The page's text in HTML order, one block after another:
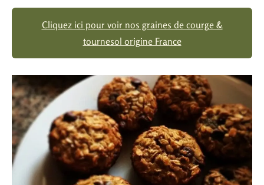
Cliquez ici pour voir nos graines de courge &
tournesol origine France